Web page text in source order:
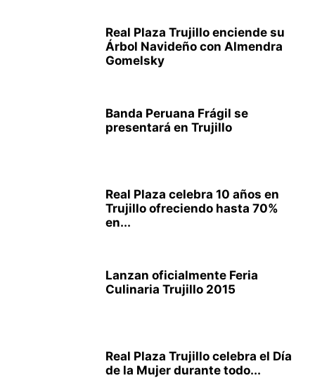
Real Plaza Trujillo enciende su
Árbol Navideño con Almendra
Gomelsky
Banda Peruana Frágil se
presentará en Trujillo
Real Plaza celebra 10 años en
Trujillo ofreciendo hasta 70%
en...
Lanzan oficialmente Feria
Culinaria Trujillo 2015
Real Plaza Trujillo celebra el Día
de la Mujer durante todo...